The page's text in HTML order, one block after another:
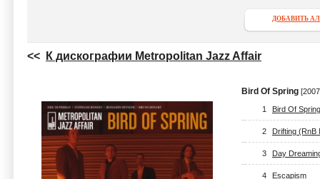
ДОБАВИТЬ
<< К дискографии Metropolitan Jazz Affair
Bird Of Spring
1 Bird Of Spring
2 Drifting (RnB
3 Day
4 Escapism